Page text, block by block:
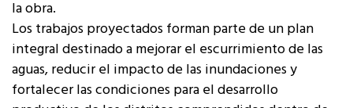
la obra.
Los trabajos proyectados forman parte de un plan
integral destinado a mejorar el escurrimiento de las
aguas, reducir el impacto de las inundaciones y
fortalecer las condiciones para el desarrollo